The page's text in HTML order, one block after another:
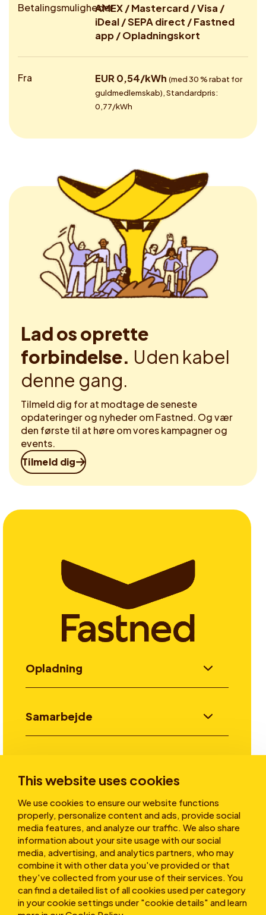
This website uses cookies
We use cookies to ensure our website functions
properly, personalize content and ads, provide social
media features, and analyze our traffic. We also share
information about your site usage with our social
media, advertising, and analytics partners, who may
combine it with other data you've provided or that
they've collected from your use of their services. You
can find a detailed list of all cookies used per category
in your cookie settings under "cookie details" and learn
BetalingsmulighederAMEX / Mastercard / Visa /
iDeal / SEPA direct / Fastned
app / Opladningskort
Fra EUR 0,54/kWh (med 30 % rabat for
guldmedlemskab), Standardpris:
0,77/kWh
Lad os oprette
forbindelse. Uden kabel
denne gang.
Tilmeld dig for at modtage de seneste
opdateringer og nyheder om Fastned. Og vær
den første til at høre om vores kampagner og
events.
Tilmeld dig
Opladning
Samarbejde
Historier
Om os